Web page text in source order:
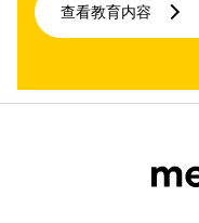
查看教育内容